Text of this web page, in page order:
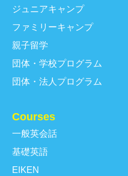
ジュニアキャンプ
ファミリーキャンプ
親子留学
団体・学校プログラム
団体・法人プログラム
Courses
一般英会話
基礎英語
EIKEN